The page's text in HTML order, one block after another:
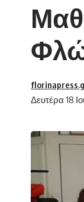
Δευτέρα 18